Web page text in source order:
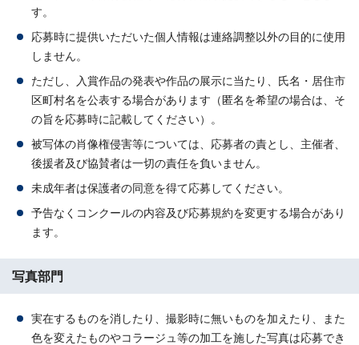
す。
応募時に提供いただいた個人情報は連絡調整以外の目的に使用
しません。
ただし、入賞作品の発表や作品の展示に当たり、氏名・居住市
区町村名を公表する場合があります（匿名を希望の場合は、そ
の旨を応募時に記載してください）。
被写体の肖像権侵害等については、応募者の責とし、主催者、
後援者及び協賛者は一切の責任を負いません。
未成年者は保護者の同意を得て応募してください。
予告なくコンクールの内容及び応募規約を変更する場合があり
ます。
写真部門
実在するものを消したり、撮影時に無いものを加えたり、また
色を変えたものやコラージュ等の加工を施した写真は応募でき